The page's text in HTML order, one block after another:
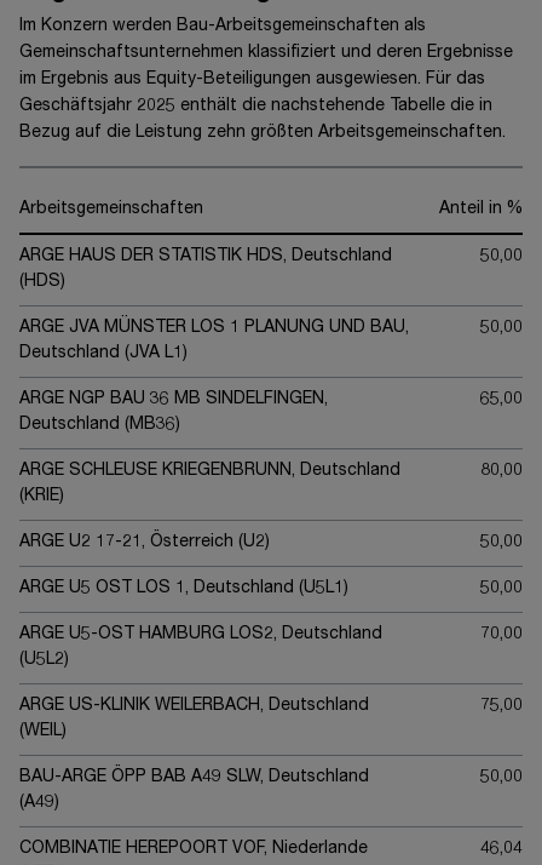
Im Konzern werden Bau-Arbeitsgemeinschaften als
Gemeinschaftsunternehmen klassifiziert und deren Ergebnisse
im Ergebnis aus Equity-Beteiligungen ausgewiesen. Für das
Geschäftsjahr 2025 enthält die nachstehende Tabelle die in
Bezug auf die Leistung zehn größten Arbeitsgemeinschaften.
Arbeitsgemeinschaften Anteil in %
ARGE HAUS DER STATISTIK HDS, Deutschland
(HDS)
50,00
ARGE JVA MÜNSTER LOS 1 PLANUNG UND BAU,
Deutschland (JVA L1)
50,00
ARGE NGP BAU 36 MB SINDELFINGEN,
Deutschland (MB36)
65,00
ARGE SCHLEUSE KRIEGENBRUNN, Deutschland
(KRIE)
80,00
ARGE U2 17-21, Österreich (U2) 50,00
ARGE U5 OST LOS 1, Deutschland (U5L1) 50,00
ARGE U5-OST HAMBURG LOS2, Deutschland
(U5L2)
70,00
ARGE US-KLINIK WEILERBACH, Deutschland
(WEIL)
75,00
BAU-ARGE ÖPP BAB A49 SLW, Deutschland
(A49)
50,00
COMBINATIE HEREPOORT VOF, Niederlande
46,04